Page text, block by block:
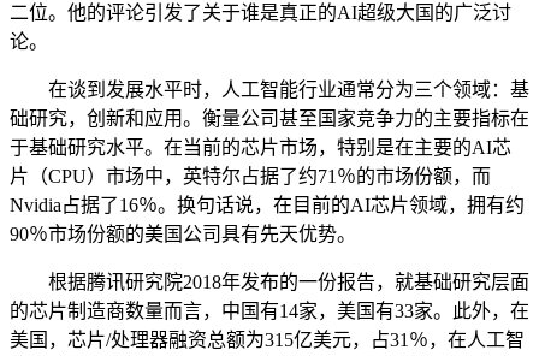
二位。他的评论引发了关于谁是真正的AI超级大国的广泛讨
论。
在谈到发展水平时，人工智能行业通常分为三个领域：基
础研究，创新和应用。衡量公司甚至国家竞争力的主要指标在
于基础研究水平。在当前的芯片市场，特别是在主要的AI芯
片（CPU）市场中，英特尔占据了约71％的市场份额，而
Nvidia占据了16％。换句话说，在目前的AI芯片领域，拥有约
90％市场份额的美国公司具有先天优势。
根据腾讯研究院2018年发布的一份报告，就基础研究层面
的芯片制造商数量而言，中国有14家，美国有33家。此外，在
美国，芯片/处理器融资总额为315亿美元，占31％，在人工智